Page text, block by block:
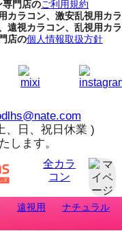
専門店のご利用規約
カラコン、激安乱視用カラ
遠視カラコン、乱視用カラ
店の個人情報取扱方針
、日、祝日休業 )
します。
全カラ
コン
遠視用 ナチュラル